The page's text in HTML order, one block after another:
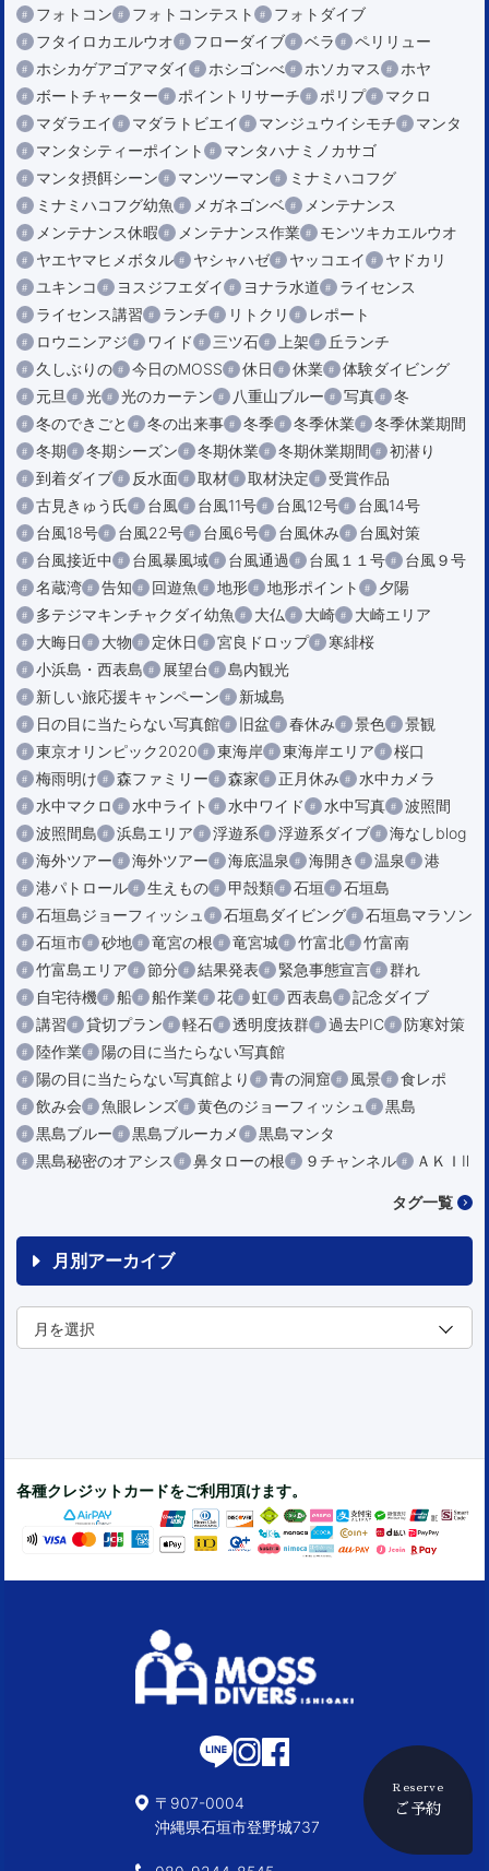
Reserve
ご予約
フォトコン
フォトコンテスト
フォトダイブ
フタイロカエルウオ
フローダイブ ベラ
ペリリュー
ホシカゲアゴアマダイ
ホシゴンべ ホソカマス
ホヤ
ボートチャーター
ポイントリサーチ ポリプ
マクロ
マダラエイ
マダラトビエイ マンジュウイシモチ
マンタ
マンタシティーポイント
マンタハナミノカサゴ
マンタ摂餌シーン
マンツーマン
ミナミハコフグ
ミナミハコフグ幼魚
メガネゴンベ
メンテナンス
メンテナンス休暇
メンテナンス作業
モンツキカエルウオ
ヤエヤマヒメボタル
ヤシャハゼ ヤッコエイ
ヤドカリ
ユキンコ
ヨスジフエダイ ヨナラ水道
ライセンス
ライセンス講習
ランチ リトクリ
レポート
ロウニンアジ
ワイド 三ツ石 上架
丘ランチ
久しぶりの
今日のMOSS 休日 休業
体験ダイビング
元旦
光 光のカーテン 八重山ブルー 写真
冬
冬のできごと
冬の出来事 冬季 冬季休業
冬季休業期間
冬期
冬期シーズン 冬期休業 冬期休業期間
初潜り
到着ダイブ
反水面 取材 取材決定
受賞作品
古見きゅう氏
台風 台風11号 台風12号
台風14号
台風18号
台風22号 台風6号 台風休み
台風対策
台風接近中
台風暴風域 台風通過 台風１１号
台風９号
名蔵湾
告知 回遊魚 地形 地形ポイント
夕陽
多テジマキンチャクダイ幼魚
大仏 大崎
大崎エリア
大晦日
大物 定休日 宮良ドロップ
寒緋桜
小浜島・西表島
展望台
島内観光
新しい旅応援キャンペーン
新城島
日の目に当たらない写真館
旧盆 春休み 景色
景観
東京オリンピック2020
東海岸 東海岸エリア
桜口
梅雨明け
森ファミリー 森家 正月休み
水中カメラ
水中マクロ
水中ライト 水中ワイド 水中写真
波照間
波照間島
浜島エリア 浮遊系 浮遊系ダイブ
海なしblog
海外ツアー
海外ツアー 海底温泉 海開き 温泉
港
港パトロール
生えもの 甲殻類 石垣
石垣島
石垣島ジョーフィッシュ
石垣島ダイビング
石垣島マラソン
石垣市
砂地 竜宮の根 竜宮城 竹富北
竹富南
竹富島エリア
節分 結果発表 緊急事態宣言
群れ
自宅待機
船 船作業 花 虹 西表島
記念ダイブ
講習
貸切プラン 軽石 透明度抜群 過去PIC
防寒対策
陸作業
陽の目に当たらない写真館
陽の目に当たらない写真館より
青の洞窟 風景
食レポ
飲み会
魚眼レンズ 黄色のジョーフィッシュ
黒島
黒島ブルー
黒島ブルーカメ
黒島マンタ
黒島秘密のオアシス
鼻タローの根 ９チャンネル ＡＫＩⅡ
タグ一覧
月別アーカイブ
各種クレジットカードをご利用頂けます。
〒907-0004
沖縄県石垣市登野城737